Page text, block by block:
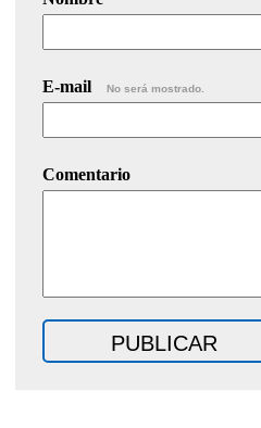
E-mail No será mostrado.
Comentario